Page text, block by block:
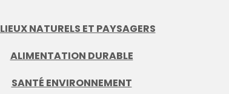
NATURELS ET PAYSAGERS
ALIMENTATION DURABLE
SANTÉ ENVIRONNEMENT